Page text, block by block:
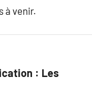
à venir.
: Les